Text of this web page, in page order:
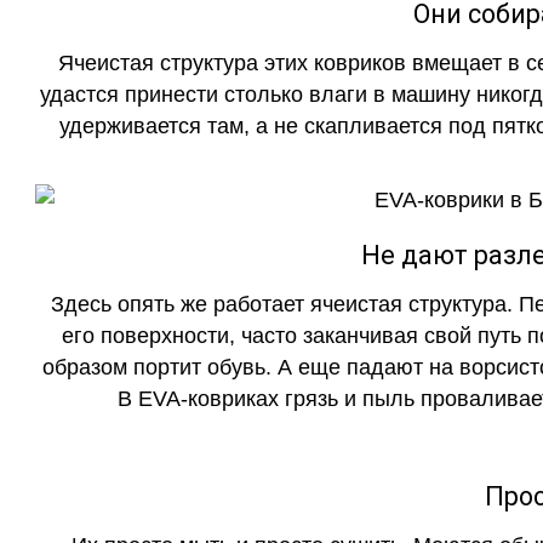
Они
Ячеистая структура этих ковриков вмещает в
удастся принести столько влаги в машину
удерживается там, а не скапливается под
Не дают
Здесь опять же работает ячеистая структура.
его поверхности, часто заканчивая свой
образом портит обувь. А еще падают на
В EVA-ковриках грязь и пыль